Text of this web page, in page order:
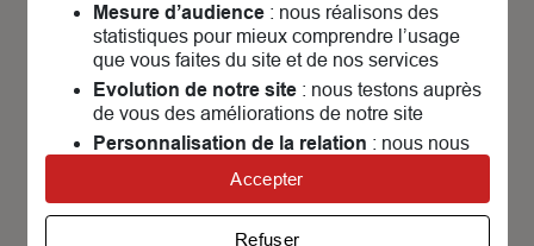
Mesure d’audience: nous réalisons des
statistiques pour mieux comprendre l’usage
que vous faites du site et de nos services
Evolution de notre site: nous testons auprès
de vous des améliorations de notre site
Personnalisation de la relation : nous nous
et personnaliser nos offres
Univers publicitaire: nous utilisons avec nos
Refuser
Accepter